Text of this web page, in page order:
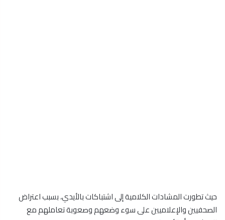
حيث تطورت المشادات الكلامية إلى اشتباكات بالأيدي، بسبب اعتراض
الصحفيين والإعلاميين على سوء وضعهم وصعوبة تعاملهم مع